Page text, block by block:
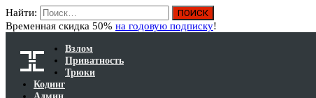
Найти:
Временная скидка 50% на годовую подписку!
Взлом
Приватность
Трюки
Кодинг